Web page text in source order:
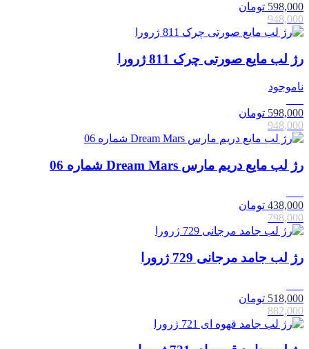
598,000 تومان
948,000
رژ لب مایع صورتی چرک 811 ژرورا
ناموجود
598,000 تومان
948,000
رژ لب مایع دریم مارس Dream Mars شماره 06
438,000 تومان
798,000
رژ لب جامد مرجانی 729 ژرورا
518,000 تومان
882,000